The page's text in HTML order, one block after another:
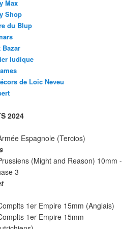
Max
Shop
du Blup
ludique
de Loic Neveu
2024
Espagnole (Tercios)
(Might and Reason) 10mm -
3
1er Empire 15mm (Anglais)
1er Empire 15mm